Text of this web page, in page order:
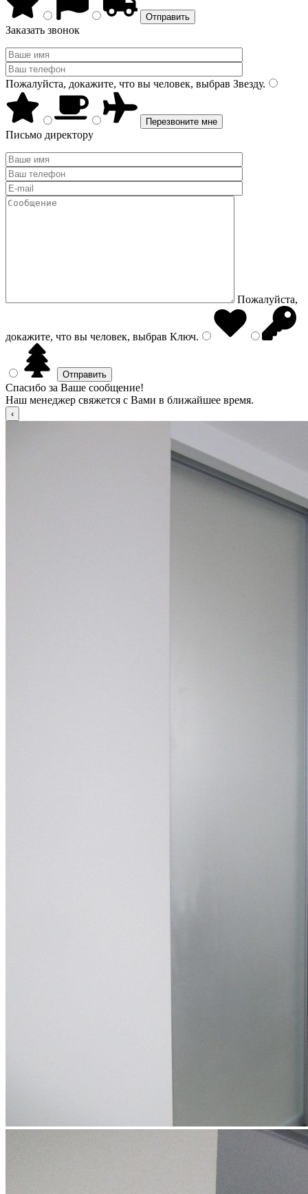
Заказать звонок
Пожалуйста, докажите, что вы человек, выбрав Звезду.
Письмо директору
Пожалуйста,
докажите, что вы человек, выбрав Ключ.
Спасибо за Ваше сообщение!
Наш менеджер свяжется с Вами в ближайшее время.